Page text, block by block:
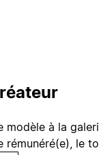
modèle à la
rémunéré(e), le